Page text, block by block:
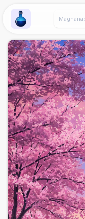
Wallpaper Alchemy